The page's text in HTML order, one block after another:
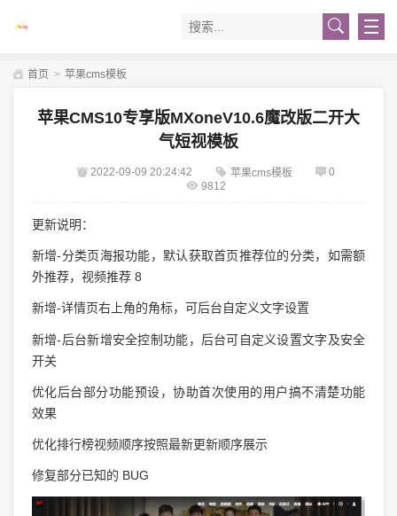
首页 > 苹果cms模板
苹果CMS10专享版MXoneV10.6魔改版二开大
气短视模板
2022-09-09 20:24:42 苹果cms模板
0
9812
更新说明：
新增-分类页海报功能，默认获取首页推荐位的分类，如需额
外推荐，视频推荐 8
新增-详情页右上角的角标，可后台自定义文字设置
新增-后台新增安全控制功能，后台可自定义设置文字及安全
开关
优化后台部分功能预设，协助首次使用的用户搞不清楚功能
效果
优化排行榜视频顺序按照最新更新顺序展示
修复部分已知的 BUG